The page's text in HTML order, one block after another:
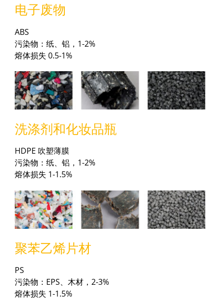
电子废物
ABS
污染物：纸、铝，1-2%
熔体损失 0.5-1%
洗涤剂和化妆品瓶
HDPE 吹塑薄膜
污染物：纸、铝，1-2%
熔体损失 1-1.5%
聚苯乙烯片材
PS
污染物：EPS、木材，2-3%
熔体损失 1-1.5%